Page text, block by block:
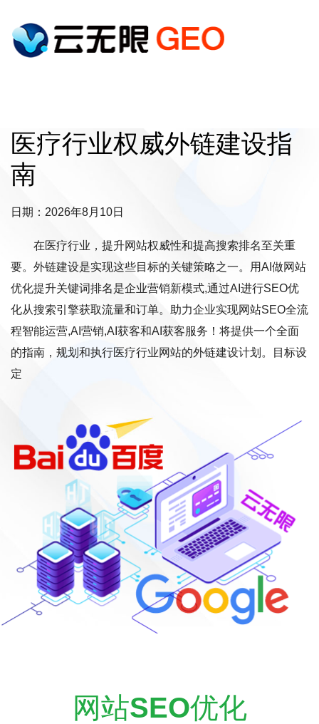
医疗行业权威外链建设指
南
日期：2026年8月10日
在医疗行业，提升网站权威性和提高搜索排名至关重
要。外链建设是实现这些目标的关键策略之一。用AI做网站
优化提升关键词排名是企业营销新模式,通过AI进行SEO优
化从搜索引擎获取流量和订单。助力企业实现网站SEO全流
程智能运营,AI营销,AI获客和AI获客服务！将提供一个全面
的指南，规划和执行医疗行业网站的外链建设计划。目标设
定
网站SEO优化